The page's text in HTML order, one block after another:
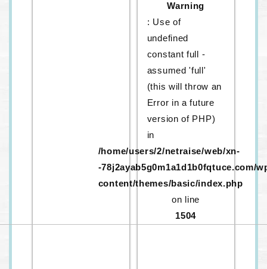
Warning
: Use of
undefined
constant full -
assumed 'full'
(this will throw an
Error in a future
version of PHP)
in
/home/users/2/netraise/web/xn-
-78j2ayab5g0m1a1d1b0fqtuce.com/
content/themes/basic/index.php
on line
1504